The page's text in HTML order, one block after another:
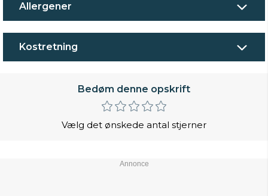
Allergener
Kostretning
Bedøm denne opskrift
Vælg det ønskede antal stjerner